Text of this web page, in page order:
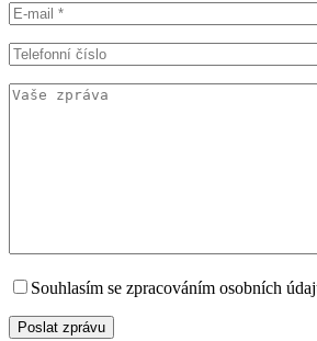
Souhlasím se zpracováním osobních